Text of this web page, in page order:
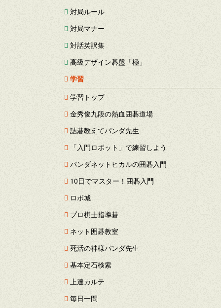
対局ルール
対局マナー
対話英訳集
高級デザイン碁盤「極」
学習
学習トップ
金秀俊九段の熱血囲碁道場
詰碁教えてパンダ先生
「入門ロボット」で練習しよう
パンダネットヒカルの囲碁入門
10日でマスター！囲碁入門
ロボ城
プロ棋士指導碁
ネット囲碁教室
死活の神様パンダ先生
基本定石検索
上達カルテ
毎日一問